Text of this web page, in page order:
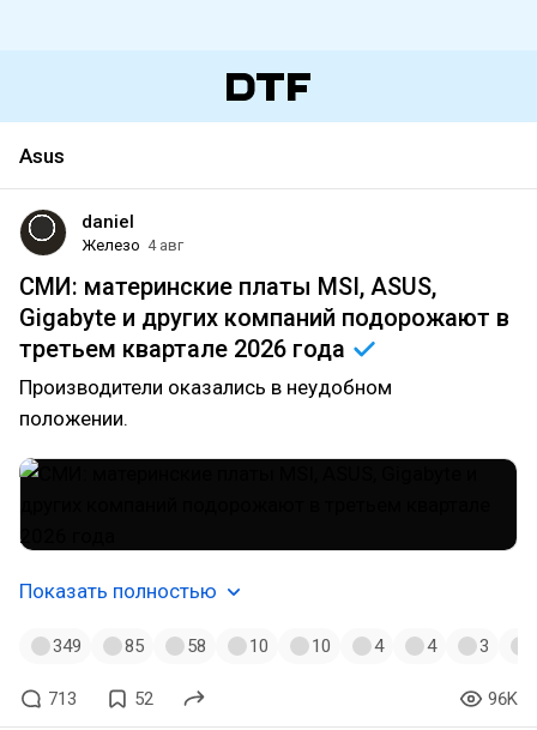
Asus
daniel
Железо 4 авг
СМИ: материнские платы MSI, ASUS,
Gigabyte и других компаний подорожают в
третьем квартале 2026 года
Производители оказались в неудобном
положении.
Показать полностью
349 85 58 10 10 4 4 3
713 52 96K